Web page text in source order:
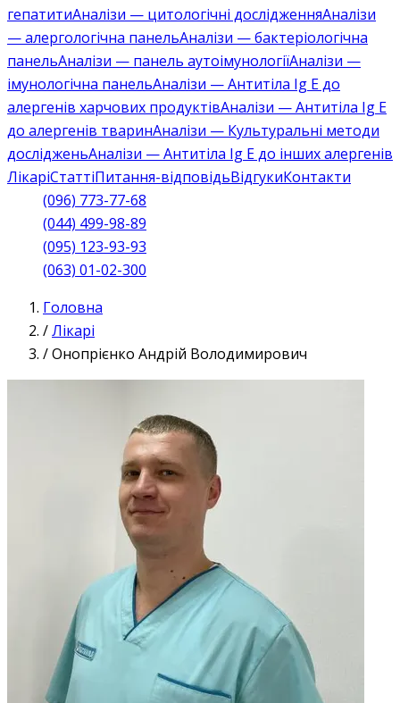
гепатитиАналізи — цитологічні дослідженняАналізи
— алергологічна панельАналізи — бактеріологічна
панельАналізи — панель аутоімунологіїАналізи —
імунологічна панельАналізи — Антитіла Ig E до
алергенів харчових продуктівАналізи — Антитіла Ig E
до алергенів тваринАналізи — Культуральні методи
дослідженьАналізи — Антитіла Ig E до інших алергенів
ЛікаріСтаттіПитання-відповідьВідгукиКонтакти
(096) 773-77-68
(044) 499-98-89
(095) 123-93-93
(063) 01-02-300
Головна
/Лікарі
/Онопрієнко Андрій Володимирович